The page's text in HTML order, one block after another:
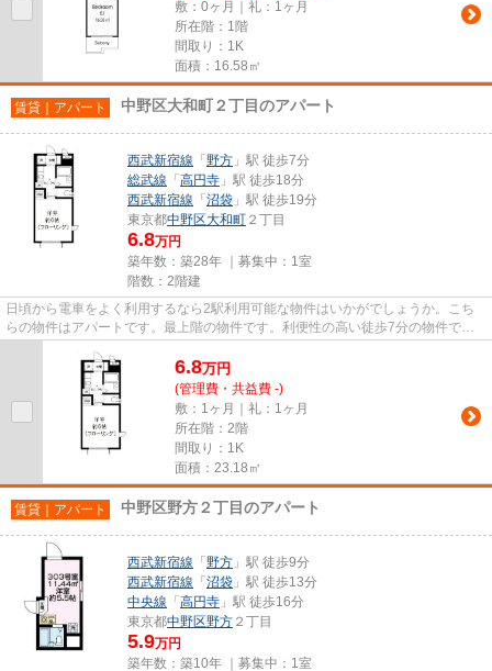
敷：0ヶ月｜礼：1ヶ月
所在階：1階
間取り：1K
面積：16.58㎡
賃貸｜アパート 中野区大和町２丁目のアパート
西武新宿線 「 野方 」駅 徒歩7分
総武線 「 高円寺 」駅 徒歩18分
西武新宿線 「 沼袋 」駅 徒歩19分
東京都中野区大和町 ２丁目
6.8万円
築年数：築28年 ｜募集中： 1室
階数：2階建
日頃から電車をよく利用するなら2駅利用可能な物件はいかがでしょうか。こち
らの物件はアパートです。最上階の物件です。利便性の高い徒歩7分の物件で
6.8万円
(管理費・共益費 -)
敷：1ヶ月｜礼：1ヶ月
所在階：2階
間取り：1K
面積：23.18㎡
賃貸｜アパート 中野区野方２丁目のアパート
西武新宿線 「 野方 」駅 徒歩9分
西武新宿線 「 沼袋 」駅 徒歩13分
中央線 「 高円寺 」駅 徒歩16分
東京都中野区野方 ２丁目
5.9万円
築年数：築10年 ｜募集中： 1室